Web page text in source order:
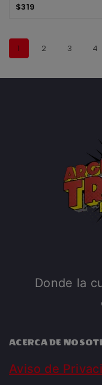
$319
1 2 3 4
Donde la
ACERCA DE
Aviso de